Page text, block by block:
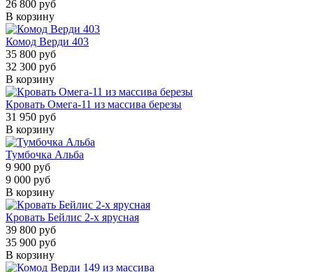
26 800 руб
В корзину
Комод Верди 403
35 800 руб
32 300 руб
В корзину
Кровать Омега-11 из массива березы
31 950 руб
В корзину
Тумбочка Альба
9 900 руб
9 000 руб
В корзину
Кровать Бейлис 2-х ярусная
39 800 руб
35 900 руб
В корзину